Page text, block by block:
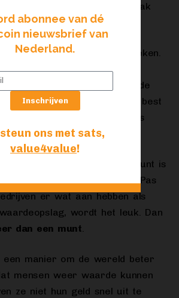
genoemd, terwijl er vaak
wordt.
allemaal interessante technieken.
hebben al geprobeerd om de
te gebruiken, maar de
mislukken.Geld
lijkt toch de best
voor blockchains, en dan is
koning!
. Een munt is
interessant ding namelijk. Pas
er wat aan hebben als
wordt het leuk. Dan
dan een munt.
een manier om de wereld beter
mensen weer waarde kunnen
ze niet hun geld snel uit te
abonnee van dé
nieuwsbrief van
Nederland.
Inschrijven
ons met sats,
value4value!